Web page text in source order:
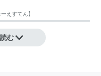
えすてん】
む